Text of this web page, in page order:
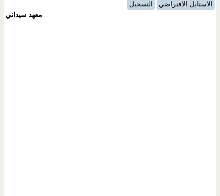
الاستايل الافتراضي
التسجيل
معهد سيداني